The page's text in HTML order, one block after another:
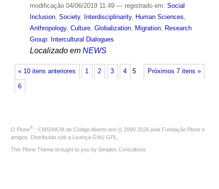
modificação04/06/2019 11:49 — registrado em: Social
Inclusion, Society, Interdisciplinarity, Human Sciences,
Anthropology, Culture, Globalization, Migration, Research
Group: Intercultural Dialogues
Localizado em NEWS
« 10 itens anteriores Próximos 7 itens »
1 2 3 4 5
6
O Plone® - CMS/WCM de Código Aberto tem © 2000-2026 pela Fundação Plone e
amigos. Distribuído sob a Licença GNU GPL
This Plone Theme brought to you by Simples Consultoria